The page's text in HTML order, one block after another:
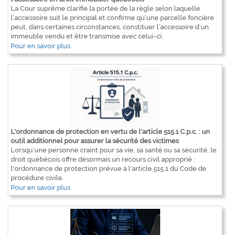
La Cour suprême clarifie la portée de la règle selon laquelle
l’accessoire suit le principal et confirme qu’une parcelle foncière
peut, dans certaines circonstances, constituer l’accessoire d’un
immeuble vendu et être transmise avec celui-ci.
Pour en savoir plus
L'ordonnance de protection en vertu de l'article 515.1 C.p.c. : un
outil additionnel pour assurer la sécurité des victimes
Lorsqu’une personne craint pour sa vie, sa santé ou sa sécurité, le
droit québécois offre désormais un recours civil approprié :
l'ordonnance de protection prévue à l'article 515.1 du Code de
procédure civile.
Pour en savoir plus